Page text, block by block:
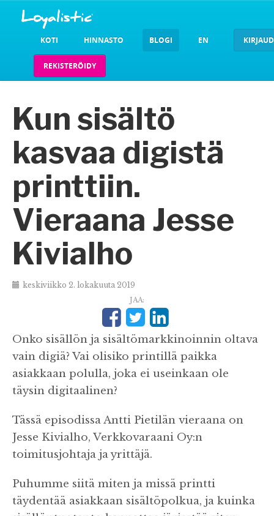
KOTI HINNASTO BLOGI EN
REKISTERÖIDY
Kun sisältö
kasvaa digistä
printtiin.
Vieraana Jesse
Kivialho
keskiviikko 2. lokakuuta 2019
JAA:
Onko sisällön ja sisältömarkkinoinnin oltava
vain digiä? Vai olisiko printillä paikka
asiakkaan polulla, joka ei useinkaan ole
täysin digitaalinen?
Tässä episodissa Antti Pietilän vieraana on
Jesse Kivialho, Verkkovaraani Oy:n
toimitusjohtaja ja yrittäjä.
Puhumme siitä miten ja missä printti
täydentää asiakkaan sisältöpolkua, ja kuinka